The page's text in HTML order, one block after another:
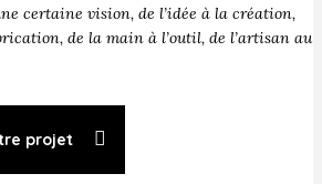
certaine vision, de l’idée à la création,
de la main à l’outil, de l’artisan au
projet